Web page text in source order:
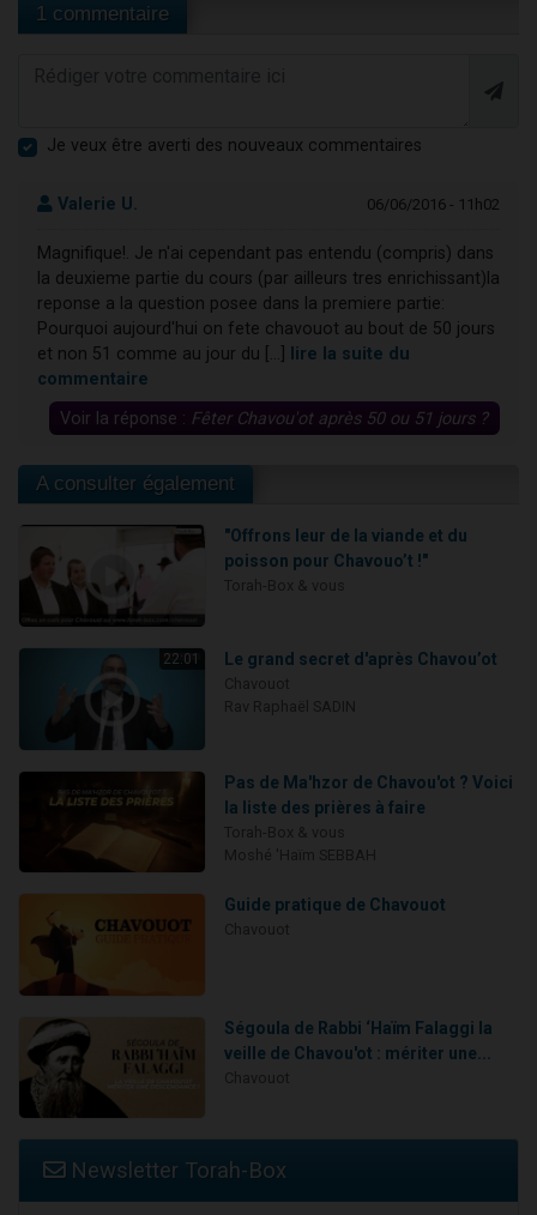
1 commentaire
Je veux être averti des nouveaux commentaires
Valerie U. 06/06/2016 - 11h02
Magnifique!. Je n'ai cependant pas entendu (compris) dans
la deuxieme partie du cours (par ailleurs tres enrichissant)la
reponse a la question posee dans la premiere partie:
Pourquoi aujourd'hui on fete chavouot au bout de 50 jours
et non 51 comme au jour du [...] lire la suite du
commentaire
Voir la réponse : Fêter Chavou'ot après 50 ou 51 jours ?
A consulter également
"Offrons leur de la viande et du
poisson pour Chavouo’t !"
22:01 Le grand secret d'après Chavou’ot
Pas de Ma'hzor de Chavou'ot ? Voici
la liste des prières à faire
Guide pratique de Chavouot
Ségoula de Rabbi ‘Haïm Falaggi la
veille de Chavou'ot : mériter une...
Newsletter Torah-Box